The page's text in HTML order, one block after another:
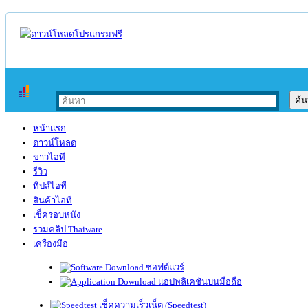
หน้าแรก
ดาวน์โหลด
ข่าวไอที
รีวิว
ทิปส์ไอที
สินค้าไอที
เช็ครอบหนัง
รวมคลิป Thaiware
เครื่องมือ
ซอฟต์แวร์
แอปพลิเคชันบนมือถือ
เช็คความเร็วเน็ต (Speedtest)